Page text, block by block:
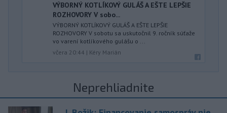
VÝBORNÝ KOTLÍKOVÝ GULÁŠ A EŠTE LEPŠIE
ROZHOVORY V sobo...
VÝBORNÝ KOTLÍKOVÝ GULÁŠ A EŠTE LEPŠIE
ROZHOVORY V sobotu sa uskutočnil 9. ročník súťaže
vo varení kotlíkového gulášu o ...
včera 20:44 | Kéry Marián
Neprehliadnite